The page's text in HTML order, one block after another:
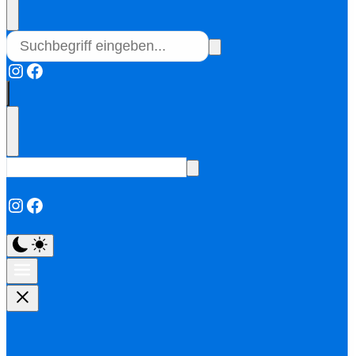
Instagram
Facebook
Instagram
Facebook